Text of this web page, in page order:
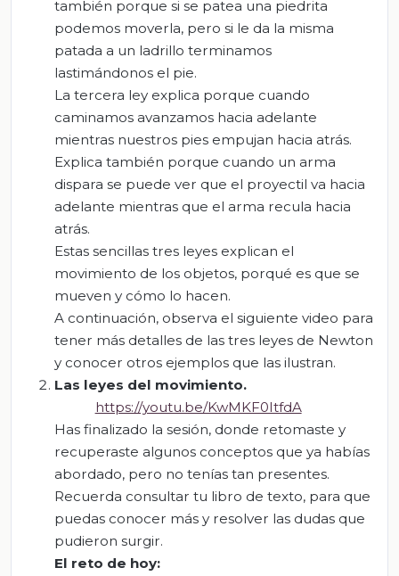
también porque si se patea una piedrita
podemos moverla, pero si le da la misma
patada a un ladrillo terminamos
lastimándonos el pie.
La tercera ley explica porque cuando
caminamos avanzamos hacia adelante
mientras nuestros pies empujan hacia atrás.
Explica también porque cuando un arma
dispara se puede ver que el proyectil va hacia
adelante mientras que el arma recula hacia
atrás.
Estas sencillas tres leyes explican el
movimiento de los objetos, porqué es que se
mueven y cómo lo hacen.
A continuación, observa el siguiente video para
tener más detalles de las tres leyes de Newton
y conocer otros ejemplos que las ilustran.
Las leyes del movimiento.
https://youtu.be/KwMKF0ItfdA
Has finalizado la sesión, donde retomaste y
recuperaste algunos conceptos que ya habías
abordado, pero no tenías tan presentes.
Recuerda consultar tu libro de texto, para que
puedas conocer más y resolver las dudas que
pudieron surgir.
El reto de hoy: